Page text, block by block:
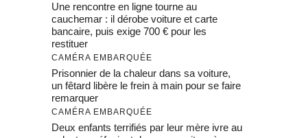
Une rencontre en ligne tourne au
cauchemar : il dérobe voiture et carte
bancaire, puis exige 700 € pour les
restituer
CAMÉRA EMBARQUÉE
Prisonnier de la chaleur dans sa voiture,
un fêtard libère le frein à main pour se faire
remarquer
CAMÉRA EMBARQUÉE
Deux enfants terrifiés par leur mère ivre au